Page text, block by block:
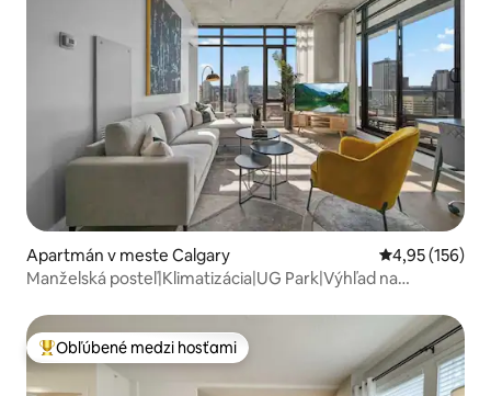
Apartmán v meste Calgary Priemerné
4,95 (156)
Manželská posteľ|Klimatizácia|UG Park|Výhľad na
Najobľúbenejšie medzi hosťami
Obľúbené medzi hosťami